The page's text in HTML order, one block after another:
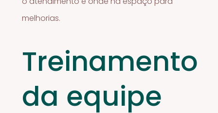
melhorias.
Treinamento
da equipe